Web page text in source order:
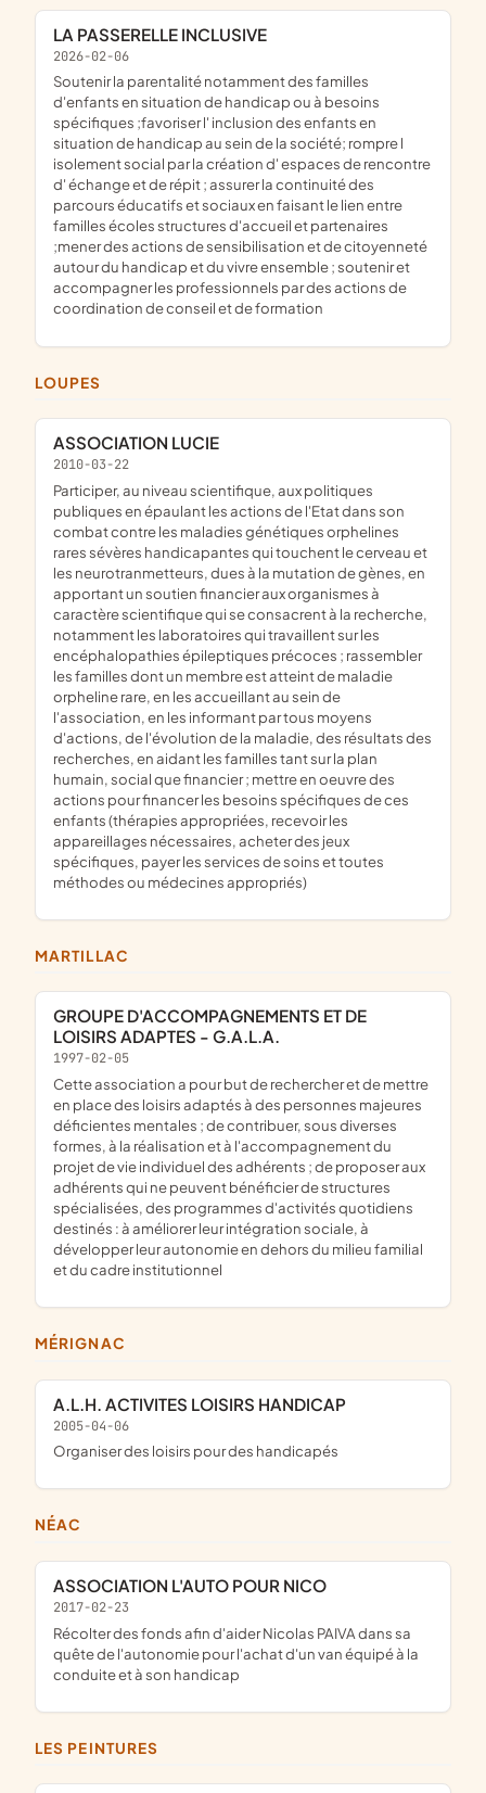
LA PASSERELLE INCLUSIVE
2026-02-06
soutenir la parentalité notamment des familles
d'enfants en situation de handicap ou à besoins
spécifiques ;favoriser l' inclusion des enfants en
situation de handicap au sein de la société; rompre l
isolement social par la création d' espaces de rencontre
d' échange et de répit ; assurer la continuité des
parcours éducatifs et sociaux en faisant le lien entre
familles écoles structures d'accueil et partenaires
;mener des actions de sensibilisation et de citoyenneté
autour du handicap et du vivre ensemble ; soutenir et
accompagner les professionnels par des actions de
coordination de conseil et de formation
LOUPES
ASSOCIATION LUCIE
2010-03-22
participer, au niveau scientifique, aux politiques
publiques en épaulant les actions de l'Etat dans son
combat contre les maladies génétiques orphelines
rares sévères handicapantes qui touchent le cerveau et
les neurotranmetteurs, dues à la mutation de gènes, en
apportant un soutien financier aux organismes à
caractère scientifique qui se consacrent à la recherche,
notamment les laboratoires qui travaillent sur les
encéphalopathies épileptiques précoces ; rassembler
les familles dont un membre est atteint de maladie
orpheline rare, en les accueillant au sein de
l'association, en les informant par tous moyens
d'actions, de l'évolution de la maladie, des résultats des
recherches, en aidant les familles tant sur la plan
humain, social que financier ; mettre en oeuvre des
actions pour financer les besoins spécifiques de ces
enfants (thérapies appropriées, recevoir les
appareillages nécessaires, acheter des jeux
spécifiques, payer les services de soins et toutes
méthodes ou médecines appropriés)
MARTILLAC
GROUPE D'ACCOMPAGNEMENTS ET DE
LOISIRS ADAPTES - G.A.L.A.
1997-02-05
cette association a pour but de rechercher et de mettre
en place des loisirs adaptés à des personnes majeures
déficientes mentales ; de contribuer, sous diverses
formes, à la réalisation et à l'accompagnement du
projet de vie individuel des adhérents ; de proposer aux
adhérents qui ne peuvent bénéficier de structures
spécialisées, des programmes d'activités quotidiens
destinés : à améliorer leur intégration sociale, à
développer leur autonomie en dehors du milieu familial
et du cadre institutionnel
MÉRIGNAC
A.L.H. ACTIVITES LOISIRS HANDICAP
2005-04-06
organiser des loisirs pour des handicapés
NÉAC
ASSOCIATION L'AUTO POUR NICO
2017-02-23
récolter des fonds afin d'aider Nicolas PAIVA dans sa
quête de l'autonomie pour l'achat d'un van équipé à la
conduite et à son handicap
LES PEINTURES